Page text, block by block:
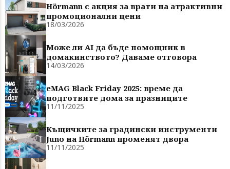
Hörmann с акция за врати на атрактивни
промоционални цени
18/03/2026
Може ли AI да бъде помощник в
домакинството? Даваме отговора
14/03/2026
eMAG Black Friday 2025: време да
подготвите дома за празниците
11/11/2025
Къщичките за градински инструменти
Juno на Hörmann променят двора
11/11/2025